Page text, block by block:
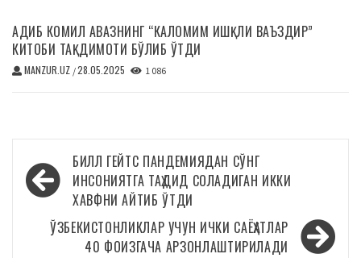
АДИБ КОМИЛ АВАЗНИНГ “КАЛОМИМ ИШҚЛИ ВАЪЗДИР”
КИТОБИ ТАҚДИМОТИ БЎЛИБ ЎТДИ
MANZUR.UZ /28.05.2025 1 086
Навигация
по
записям
БИЛЛ ГЕЙТС ПАНДЕМИЯДАН СЎНГ
ИНСОНИЯТГА ТАҲДИД СОЛАДИГАН ИККИ
ХАВФНИ АЙТИБ ЎТДИ
ЎЗБЕКИСТОНЛИКЛАР УЧУН ИЧКИ САЁҲАТЛАР
40 ФОИЗГАЧА АРЗОНЛАШТИРИЛАДИ